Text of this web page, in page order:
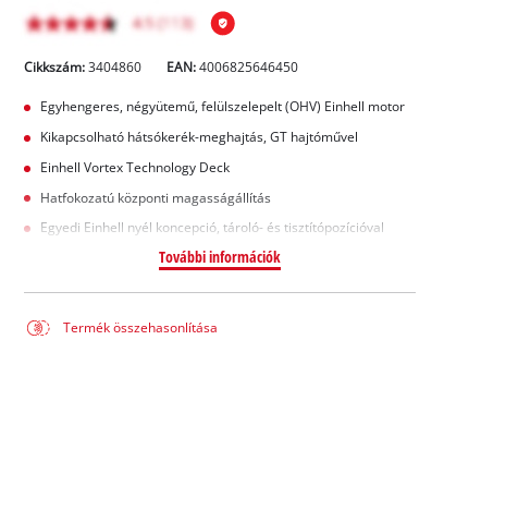
Cikkszám: 3404860 EAN:4006825646450
Egyhengeres, négyütemű, felülszelepelt (OHV) Einhell motor
Kikapcsolható hátsókerék-meghajtás, GT hajtóművel
Einhell Vortex Technology Deck
Hatfokozatú központi magasságállítás
Egyedi Einhell nyél koncepció, tároló- és tisztítópozícióval
További információk
Termék összehasonlítása